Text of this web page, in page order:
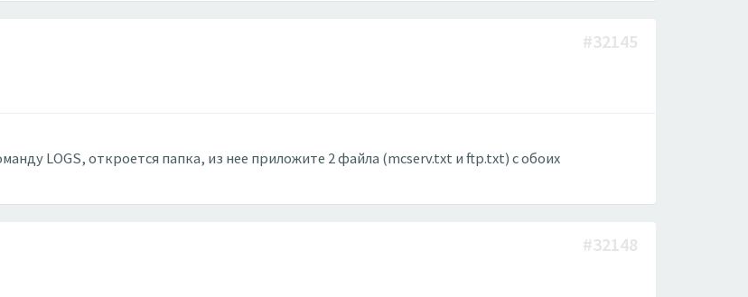
#32145
LOGS, откроется папка, из нее приложите 2 файла (mcserv.txt и ftp.txt) с обоих
#32148